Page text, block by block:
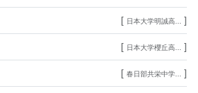
[ 日本大学明誠高... ]
[ 日本大学櫻丘高... ]
[ 春日部共栄中学... ]